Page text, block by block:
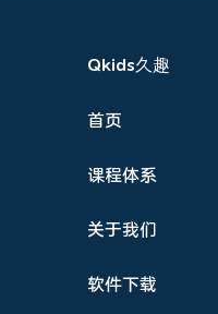
Qkids久趣
首页
课程体系
关于我们
软件下载